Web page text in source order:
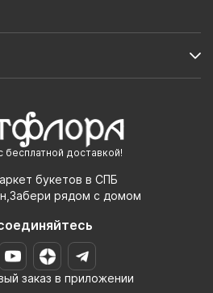
бесплатной доставкой!
букетов в СПБ
рядом с домом
заказ в приложении